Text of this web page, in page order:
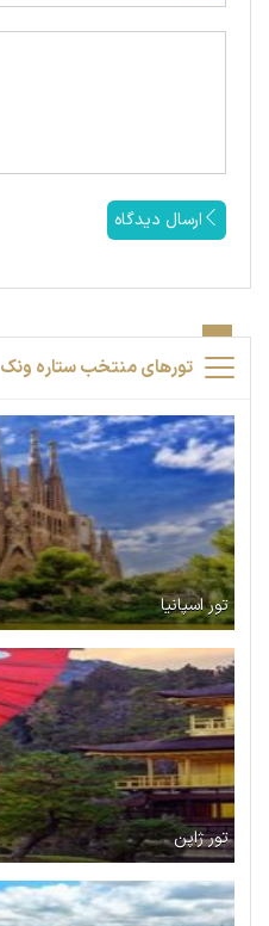
ارسال دیدگاه
تورهای منتخب ستاره ونک
تور اسپانیا
تور ژاپن